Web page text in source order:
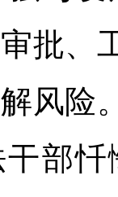
批、
风险
部